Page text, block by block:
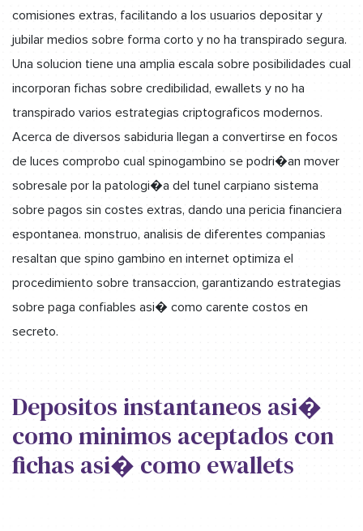
comisiones extras, facilitando a los usuarios depositar y
jubilar medios sobre forma corto y no ha transpirado segura.
Una solucion tiene una amplia escala sobre posibilidades cual
incorporan fichas sobre credibilidad, ewallets y no ha
transpirado varios estrategias criptograficos modernos.
Acerca de diversos sabiduria llegan a convertirse en focos
de luces comprobo cual spinogambino se podri�an mover
sobresale por la patologi�a del tunel carpiano sistema
sobre pagos sin costes extras, dando una pericia financiera
espontanea. monstruo, analisis de diferentes companias
resaltan que spino gambino en internet optimiza el
procedimiento sobre transaccion, garantizando estrategias
sobre paga confiables asi� como carente costos en
secreto.
Depositos instantaneos asi�
como minimos aceptados con
fichas asi� como ewallets